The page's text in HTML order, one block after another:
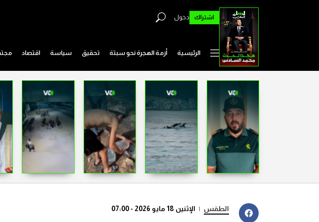
اشتراك دخول
الرئيسية أزمة الهجرة نحو سبتة تحقيق سياسة اقتصاد
الطقس | الإثنين 18 مايو 2026 - 07:00